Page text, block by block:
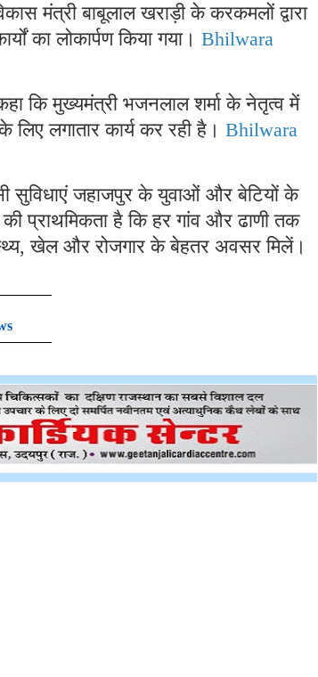
मंत्री बाबूलाल खराड़ी के करकमलों द्वारा
का लोकार्पण किया गया। Bhilwara
कि मुख्यमंत्री भजनलाल शर्मा के नेतृत्व में
लिए लगातार कार्य कर रही है। Bhilwara
सुविधाएं जहाजपुर के युवाओं और बेटियों के
प्राथमिकता है कि हर गांव और ढाणी तक
खेल और रोजगार के बेहतर अवसर मिलें।